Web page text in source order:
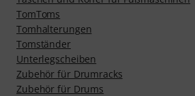
TomToms
Tomhalterungen
Tomständer
Unterlegscheiben
Zubehör für Drumracks
Zubehör für Drums